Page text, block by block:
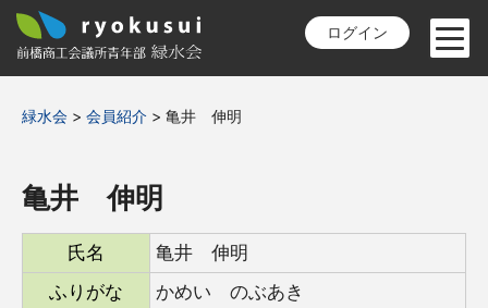
ログイン
緑水会 > 会員紹介 > 亀井 伸明
亀井 伸明
氏名
亀井 伸明
ふりがな
かめい のぶあき